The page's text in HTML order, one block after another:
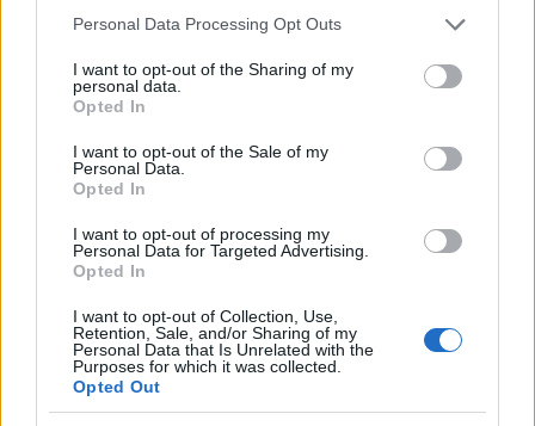
rechazar tal procesamiento. Puede cambiar sus preferencias
a este sitio y haciendo clic en el botón "Privacidad" en la
parte inferior de la página web.
Please note that this website/app uses one or more Google
services and may gather and store information including but
not limited to your visit or usage behaviour. You may click to
use your data for below specified purposes in below Google
consent section.
Personal Data Processing Opt Outs
I want to opt-out of the Sharing of my
personal data.
Opted In
I want to opt-out of the Sale of my
Personal Data.
Opted In
I want to opt-out of processing my
Personal Data for Targeted Advertising.
Opted In
I want to opt-out of Collection, Use,
Retention, Sale, and/or Sharing of my
Personal Data that Is Unrelated with the
Purposes for which it was collected.
Opted Out
TOLEDO
movilidad, carreteras y
20/10/2025
3
Últimas noticias
Olivares firma el cartel de la
Feria de Socuéllamos 2026
05/08/2026